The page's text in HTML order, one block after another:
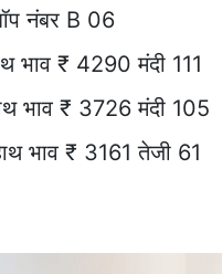
नंबर B 06
भाव ₹ 4290 मंदी 111
भाव ₹ 3726 मंदी 105
भाव ₹ 3161 तेजी 61